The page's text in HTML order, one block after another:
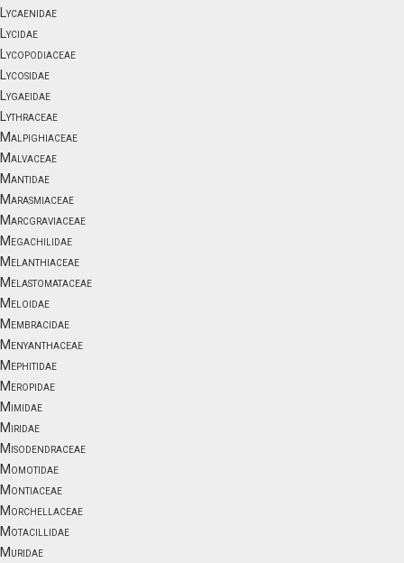
Lycaenidae
Lycidae
Lycopodiaceae
Lycosidae
Lygaeidae
Lythraceae
Malpighiaceae
Malvaceae
Mantidae
Marasmiaceae
Marcgraviaceae
Megachilidae
Melanthiaceae
Melastomataceae
Meloidae
Membracidae
Menyanthaceae
Mephitidae
Meropidae
Mimidae
Miridae
Misodendraceae
Momotidae
Montiaceae
Morchellaceae
Motacillidae
Muridae